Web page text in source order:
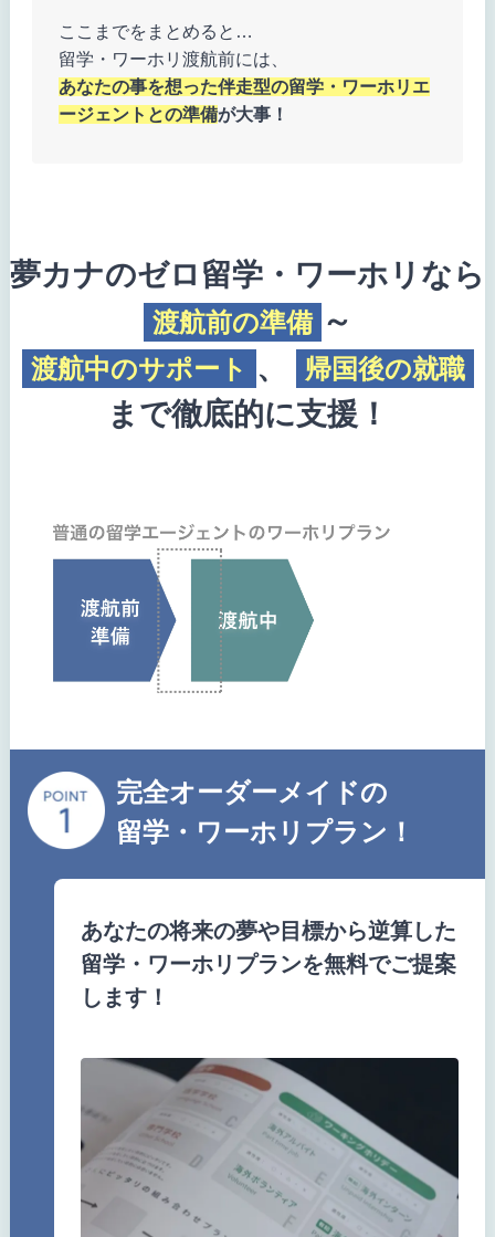
ここまでをまとめると…
留学・ワーホリ渡航前には、
あなたの事を想った伴走型の留学・ワーホリエ
ージェントとの準備が大事！
夢カナのゼロ留学・ワーホリなら
渡航前の準備 ～
渡航中のサポート 、 帰国後の就職
まで徹底的に支援！
完全オーダーメイドの
留学・ワーホリプラン！
あなたの将来の夢や目標から逆算した
留学・ワーホリプランを無料でご提案
します！